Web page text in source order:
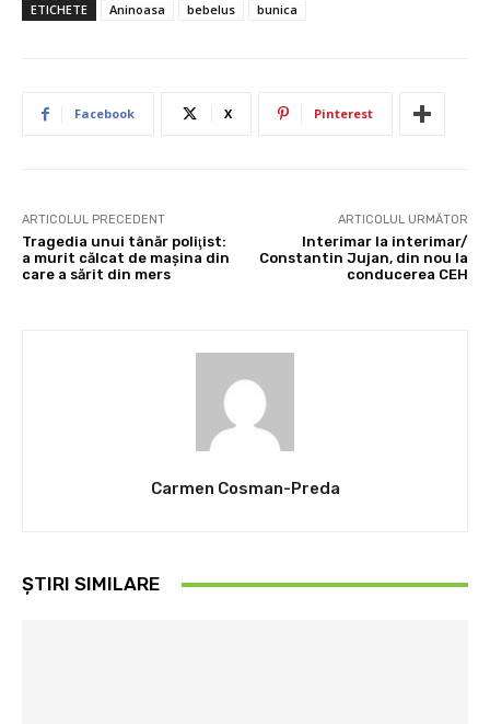
ETICHETE Aninoasa bebelus bunica
Facebook X Pinterest
ARTICOLUL PRECEDENT
Tragedia unui tânăr poliţist:
a murit călcat de maşina din
care a sărit din mers
ARTICOLUL URMĂTOR
Interimar la interimar/
Constantin Jujan, din nou la
conducerea CEH
Carmen Cosman-Preda
ȘTIRI SIMILARE